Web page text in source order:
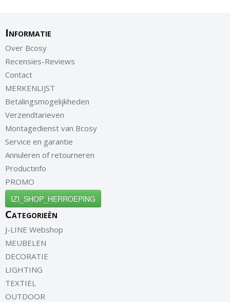
Informatie
Over Bcosy
Recensies-Reviews
Contact
MERKENLIJST
Betalingsmogelijkheden
Verzendtarieven
Montagedienst van Bcosy
Service en garantie
Annuleren of retourneren
Productinfo
PROMO
IZI_SHOP_HERROEPING
Categorieën
J-LINE Webshop
MEUBELEN
DECORATIE
LIGHTING
TEXTIEL
OUTDOOR